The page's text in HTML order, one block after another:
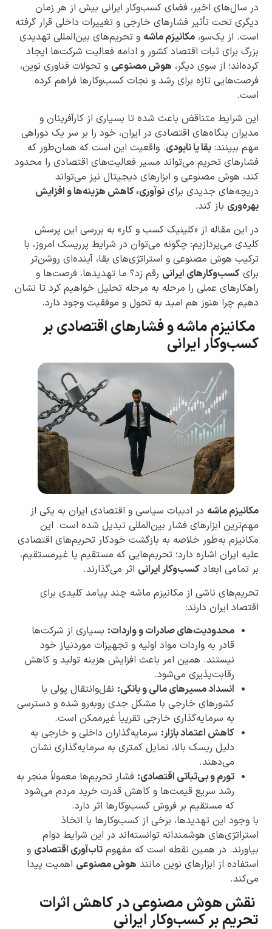
در سال‌های اخیر، فضای کسب‌وکار ایرانی بیش از هر زمان
دیگری تحت تأثیر فشارهای خارجی و تغییرات داخلی قرار گرفته
است. از یک‌سو، مکانیزم ماشه و تحریم‌های بین‌المللی تهدیدی
بزرگ برای ثبات اقتصاد کشور و ادامه فعالیت شرکت‌ها ایجاد
کرده‌اند؛ از سوی دیگر، هوش مصنوعی و تحولات فناوری نوین،
فرصت‌هایی تازه برای رشد و نجات کسب‌وکارها فراهم کرده
است.
این شرایط متناقض باعث شده تا بسیاری از کارآفرینان و
مدیران بنگاه‌های اقتصادی در ایران، خود را بر سر یک دوراهی
مهم ببینند: بقا یا نابودی. واقعیت این است که همان‌طور که
فشارهای تحریم می‌تواند مسیر فعالیت‌های اقتصادی را محدود
کند، هوش مصنوعی و ابزارهای دیجیتال نیز می‌تواند
دریچه‌های جدیدی برای نوآوری، کاهش هزینه‌ها و افزایش
بهره‌وری باز کند.
در این مقاله از «کلینیک کسب و کار» به بررسی این پرسش
کلیدی می‌پردازیم: چگونه می‌توان در شرایط پرریسک امروز، با
ترکیب هوش مصنوعی و استراتژی‌های بقا، آینده‌ای روشن‌تر
برای کسب‌وکارهای ایرانی رقم زد؟ ما تهدیدها، فرصت‌ها و
راهکارهای عملی را مرحله به مرحله تحلیل خواهیم کرد تا نشان
دهیم چرا هنوز هم امید به تحول و موفقیت وجود دارد.
مکانیزم ماشه و فشارهای اقتصادی بر
کسب‌وکار ایرانی
مکانیزم ماشه در ادبیات سیاسی و اقتصادی ایران به یکی از
مهم‌ترین ابزارهای فشار بین‌المللی تبدیل شده است. این
مکانیزم به‌طور خلاصه به بازگشت خودکار تحریم‌های اقتصادی
علیه ایران اشاره دارد؛ تحریم‌هایی که مستقیم یا غیرمستقیم،
بر تمامی ابعاد کسب‌وکار ایرانی اثر می‌گذارند.
تحریم‌های ناشی از مکانیزم ماشه چند پیامد کلیدی برای
اقتصاد ایران دارند:
محدودیت‌های صادرات و واردات: بسیاری از شرکت‌ها
قادر به واردات مواد اولیه و تجهیزات موردنیاز خود
نیستند. همین امر باعث افزایش هزینه تولید و کاهش
رقابت‌پذیری می‌شود.
انسداد مسیرهای مالی و بانکی: نقل‌وانتقال پولی با
کشورهای خارجی با مشکل جدی روبه‌رو شده و دسترسی
به سرمایه‌گذاری خارجی تقریباً غیرممکن است.
کاهش اعتماد بازار: سرمایه‌گذاران داخلی و خارجی به
دلیل ریسک بالا، تمایل کمتری به سرمایه‌گذاری نشان
می‌دهند.
تورم و بی‌ثباتی اقتصادی: فشار تحریم‌ها معمولاً منجر به
رشد سریع قیمت‌ها و کاهش قدرت خرید مردم می‌شود
که مستقیم بر فروش کسب‌وکارها اثر دارد.
با وجود این تهدیدها، برخی از کسب‌وکارها با اتخاذ
استراتژی‌های هوشمندانه توانسته‌اند در این شرایط دوام
بیاورند. در همین نقطه است که مفهوم تاب‌آوری اقتصادی و
استفاده از ابزارهای نوین مانند هوش مصنوعی اهمیت پیدا
می‌کند.
نقش هوش مصنوعی در کاهش اثرات
تحریم بر کسب‌وکار ایرانی